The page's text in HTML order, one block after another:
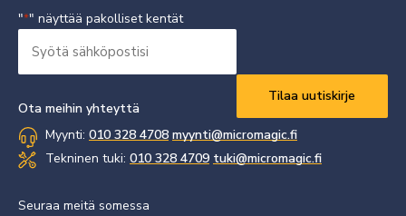
"*" näyttää pakolliset kentät
sähköpostisi
Ota meihin yhteyttä
Myynti: 010 328 4708 myynti@micromagic.fi
Tekninen tuki: 010 328 4709 tuki@micromagic.fi
Seuraa meitä somessa